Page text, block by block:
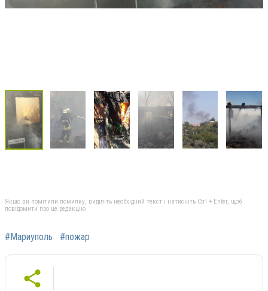
Якщо ви помітили помилку, виділіть необхідний текст і натисніть Ctrl + Enter, щоб
повідомити про це редакцію
#Мариуполь #пожар